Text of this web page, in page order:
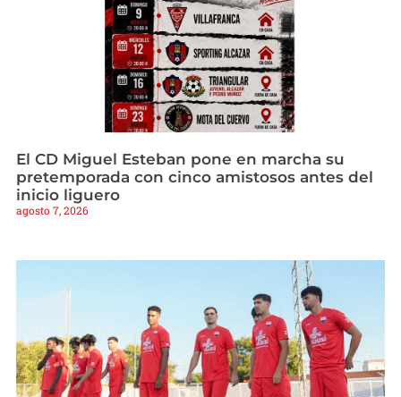
El CD Miguel Esteban pone en marcha su
pretemporada con cinco amistosos antes del
inicio liguero
agosto 7, 2026